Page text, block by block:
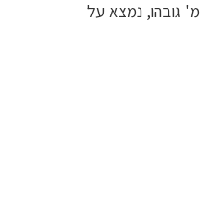
, 2,846 מ' גובהו, נמצא על